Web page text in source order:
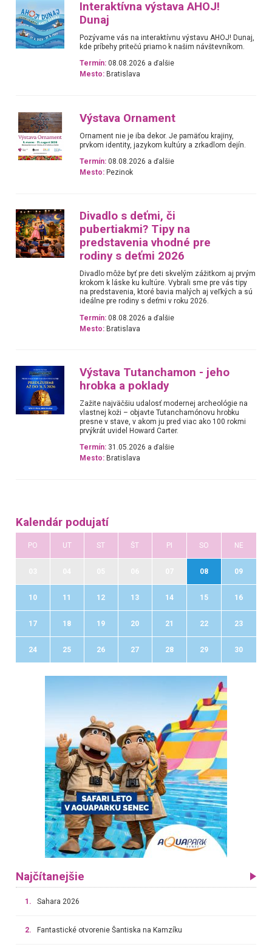
Interaktívna výstava AHOJ!
Dunaj
Pozývame vás na interaktívnu výstavu AHOJ! Dunaj,
kde príbehy pritečú priamo k našim návštevníkom.
Termín: 08.08.2026 a ďalšie
Mesto: Bratislava
Výstava Ornament
Ornament nie je iba dekor. Je pamäťou krajiny,
prvkom identity, jazykom kultúry a zrkadlom dejín.
Termín: 08.08.2026 a ďalšie
Mesto: Pezinok
Divadlo s deťmi, či
pubertiakmi? Tipy na
predstavenia vhodné pre
rodiny s deťmi 2026
Divadlo môže byť pre deti skvelým zážitkom aj prvým
krokom k láske ku kultúre. Vybrali sme pre vás tipy
na predstavenia, ktoré bavia malých aj veľkých a sú
ideálne pre rodiny s deťmi v roku 2026.
Termín: 08.08.2026 a ďalšie
Mesto: Bratislava
Výstava Tutanchamon - jeho
hrobka a poklady
Zažite najväčšiu udalosť modernej archeológie na
vlastnej koži – objavte Tutanchamónovu hrobku
presne v stave, v akom ju pred viac ako 100 rokmi
prvýkrát uvidel Howard Carter.
Termín: 31.05.2026 a ďalšie
Mesto: Bratislava
Kalendár podujatí
PO UT ST ŠT PI SO NE
08 09
10 11 12 13 14 15 16
17 18 19 20 21 22 23
24 25 26 27 28 29 30
Najčítanejšie
1. Sahara 2026
2. Fantastické otvorenie Šantiska na Kamzíku